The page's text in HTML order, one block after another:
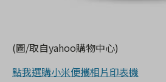
(圖/取自yahoo購物中心)
點我選購小米便攜相片印表機